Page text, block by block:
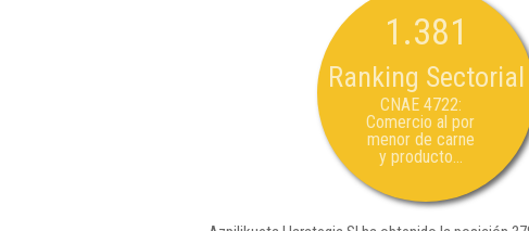
1.381
Ranking Sectorial
CNAE 4722:
Comercio al por
menor de carne
y producto...